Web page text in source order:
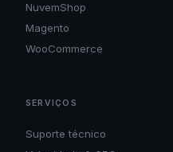
NuvemShop
Magento
WooCommerce
SERVIÇOS
Suporte técnico